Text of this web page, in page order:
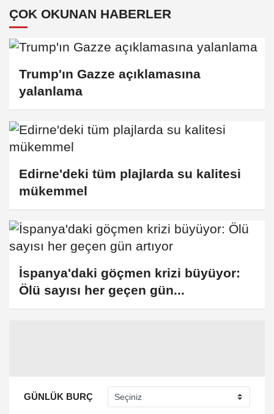
ÇOK OKUNAN HABERLER
Trump'ın Gazze açıklamasına
yalanlama
Edirne'deki tüm plajlarda su kalitesi
mükemmel
İspanya'daki göçmen krizi büyüyor:
Ölü sayısı her geçen gün...
GÜNLÜK BURÇ